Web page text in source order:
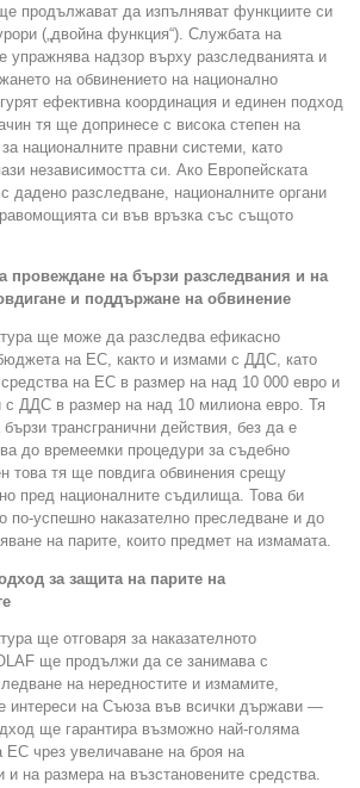
продължават да изпълняват функциите си
(„двойна функция“). Службата на
упражнява надзор върху разследванията и
на обвинението на национално
ефективна координация и единен подход
тя ще допринесе с висока степен на
националните правни системи, като
независимостта си. Ако Европейската
дадено разследване, националните органи
си във връзка със същото
провеждане на бързи разследвания и на
и поддържане на обвинение
ще може да разследва ефикасно
на ЕС, както и измами с ДДС, като
на ЕС в размер на над 10 000 евро и
с ДДС в размер на над 10 милиона евро. Тя
трансгранични действия, без да е
до времеемки процедури за съдебно
това тя ще повдига обвинения срещу
пред националните съдилища. Това би
по-успешно наказателно преследване и до
на парите, които предмет на измамата.
за защита на парите на
ще отговаря за наказателното
ще продължи да се занимава с
на нередностите и измамите,
интереси на Съюза във всички държави —
ще гарантира възможно най-голяма
чрез увеличаване на броя на
и на размера на възстановените средства.